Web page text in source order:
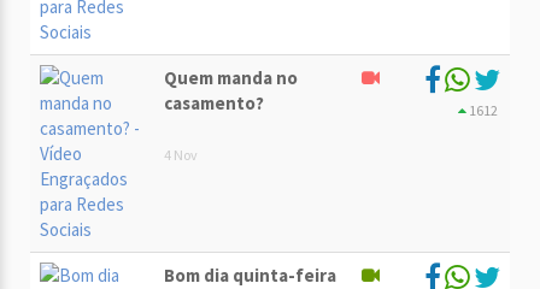
Quem manda no
casamento?
4 Nov
1612
Bom dia quinta-feira